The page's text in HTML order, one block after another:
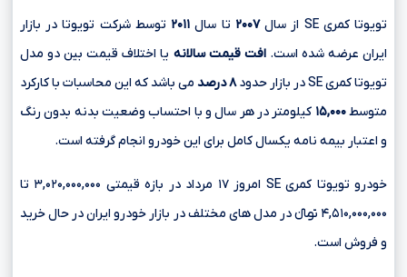
تویوتا کمری SE از سال ۲۰۰۷ تا سال ۲۰۱۱ توسط شرکت تویوتا در بازار
ایران عرضه شده است.افت قیمت سالانه یا اختلاف قیمت بین دو مدل
تویوتا کمری SE در بازار حدود
۸ درصد
می باشد که این محاسبات با کارکرد
متوسط۱۵,۰۰۰ کیلومتر در هر سال و با احتساب وضعیت بدنه بدون رنگ
و اعتبار بیمه نامه یکسال کامل برای این خودرو انجام گرفته است.
خودرو تویوتا کمری SE امروز ۱۷ مرداد در بازه قیمتی ۳,۰۲۰,۰۰۰,۰۰۰ تا
۴,۵۱۰,۰۰۰,۰۰۰ تومانءءء در مدل های مختلف در بازار خودرو ایران در حال خرید
و فروش است.